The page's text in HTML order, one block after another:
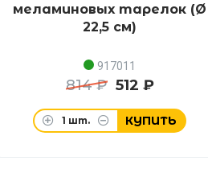
меламиновых тарелок (Ø
22,5 см)
917011
814 ₽ 512 ₽
1 шт. КУПИТЬ